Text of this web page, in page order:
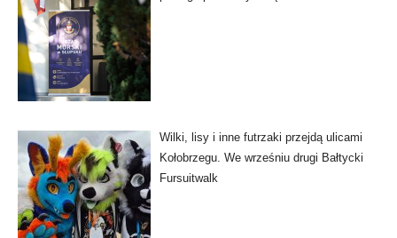
Wilki, lisy i inne futrzaki przejdą ulicami
Kołobrzegu. We wrześniu drugi Bałtycki
Fursuitwalk